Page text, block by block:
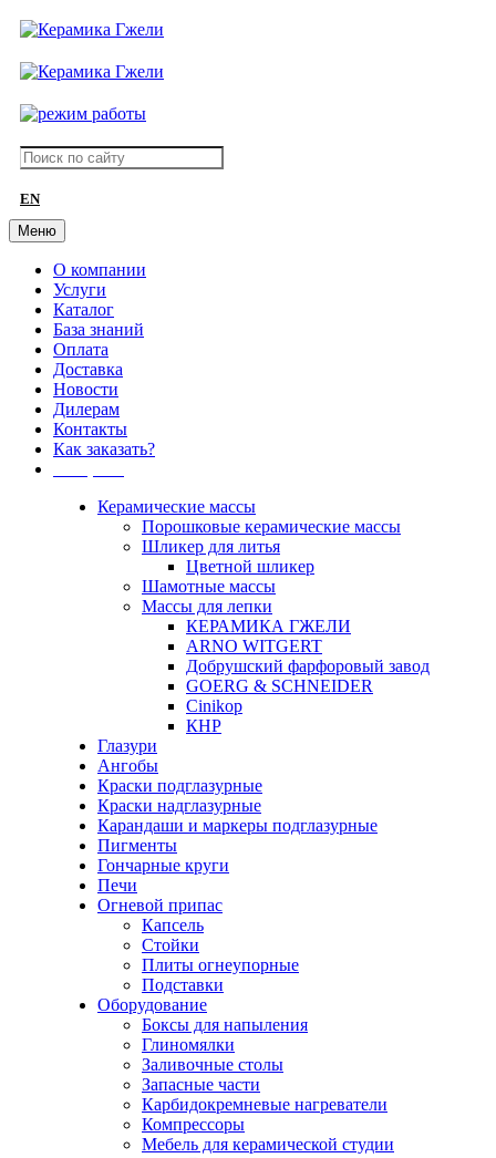
EN
Меню
О компании
Услуги
Каталог
База знаний
Оплата
Доставка
Новости
Дилерам
Контакты
Как заказать?
Керамические массы
Порошковые керамические массы
Шликер для литья
Цветной шликер
Шамотные массы
Массы для лепки
КЕРАМИКА ГЖЕЛИ
ARNO WITGERT
Добрушский фарфоровый завод
GOERG & SCHNEIDER
Cinikop
КНР
Глазури
Ангобы
Краски подглазурные
Краски надглазурные
Карандаши и маркеры подглазурные
Пигменты
Гончарные круги
Печи
Огневой припас
Капсель
Стойки
Плиты огнеупорные
Подставки
Оборудование
Боксы для напыления
Глиномялки
Заливочные столы
Запасные части
Карбидокремневые нагреватели
Компрессоры
Мебель для керамической студии